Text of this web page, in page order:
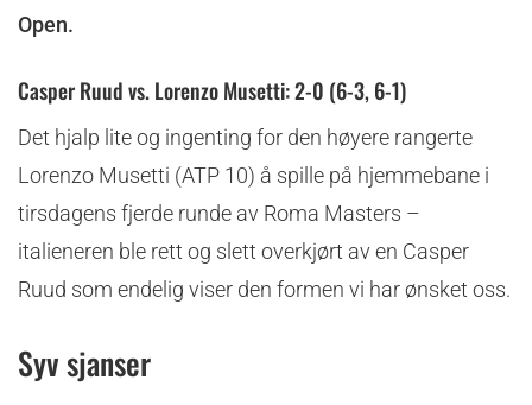
Open.
Casper Ruud vs. Lorenzo Musetti: 2-0 (6-3, 6-1)
Det hjalp lite og ingenting for den høyere rangerte
Lorenzo Musetti (ATP 10) å spille på hjemmebane i
tirsdagens fjerde runde av Roma Masters –
italieneren ble rett og slett overkjørt av en Casper
Ruud som endelig viser den formen vi har ønsket oss.
Syv sjanser